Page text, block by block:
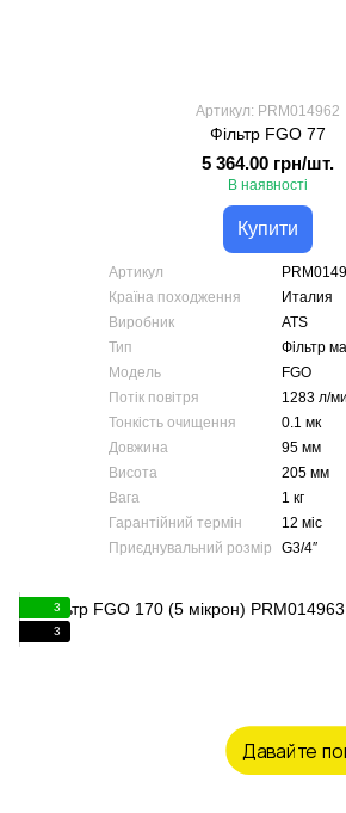
Артикул: PRM014962
Фільтр FGO 77
5 364.00 грн/шт.
В наявності
Купити
Артикул
Країна походження
Италия
Виробник
ATS
Тип
Фільтр
Модель
FGO
Потік повітря
1283 л/
Тонкість очищення
0.1 мк
Довжина
95 мм
Висота
205 мм
Вага
1 кг
Гарантійний термін
12 міс
Приєднувальний розмір
G3/4″
3
3
Давайте